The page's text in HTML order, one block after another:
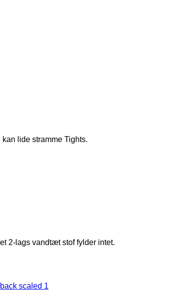
lide stramme Tights.
2-lags vandtæt stof fylder intet.